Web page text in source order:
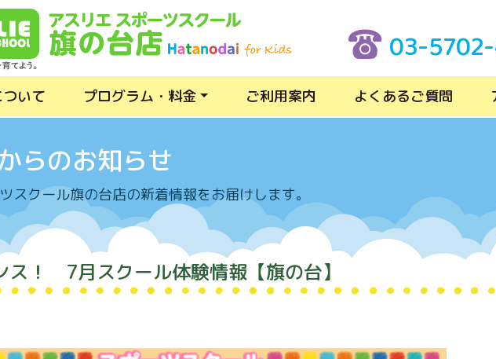
03-
いて プログラム・料金 ご利用案内 よくあるご質問
らのお知らせ
スクール旗の台店の新着情報をお届けします。
ス！ 7月スクール体験情報【旗の台】